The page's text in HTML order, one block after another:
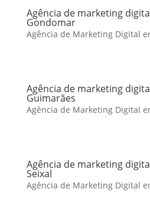
Agência de marketing
Gondomar
Agência de Marketing Digital
Agência de marketing
Guimarães
Agência de Marketing Digital
Agência de marketing
Seixal
Agência de Marketing Digital